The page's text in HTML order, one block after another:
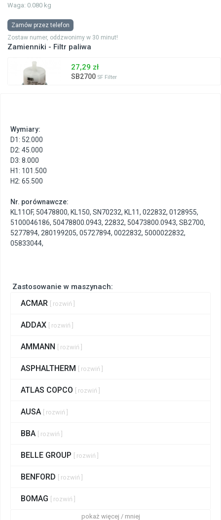
Waga: 0.080 kg
Zamów przez telefon
Zostaw numer, oddzwonimy w 30 minut!
Zamienniki - Filtr paliwa
27,29 zł
SB2700 SF Filter
Zastosowanie w maszynach:
ACMAR [ rozwiń ]
ADDAX [ rozwiń ]
AMMANN [ rozwiń ]
ASPHALTHERM [ rozwiń ]
ATLAS COPCO [ rozwiń ]
AUSA [ rozwiń ]
BBA [ rozwiń ]
BELLE GROUP [ rozwiń ]
BENFORD [ rozwiń ]
BOMAG [ rozwiń ]
pokaż więcej / mniej
Wymiary:
D1: 52.000
D2: 45.000
D3: 8.000
H1: 101.500
H2: 65.500
Nr. porównawcze:
KL11OF, 50478800, KL150, SN70232, KL11, 022832, 0128955,
5100046186, 50478800.0943, 22832, 50473800.0943, SB2700,
5277894, 280199205, 05727894, 0022832, 5000022832,
05833044,